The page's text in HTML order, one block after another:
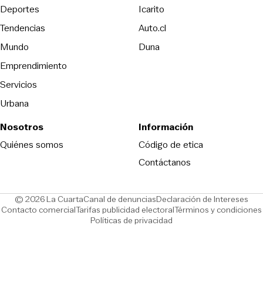
Deportes
Tendencias
Mundo
Emprendimiento
Servicios
Urbana
Icarito
Auto.cl
DunaOpens in new window
Nosotros
Quiénes somos
Información
Código de eticaOpens in new
Contáctanos
© 2026 La CuartaCanal de denunciasOpens in new window
Declaración de Intereses
Contacto comercialOpens in new window
Tarifas publicidad electoralOpens in new window
Términos y condiciones
Políticas de privacidad